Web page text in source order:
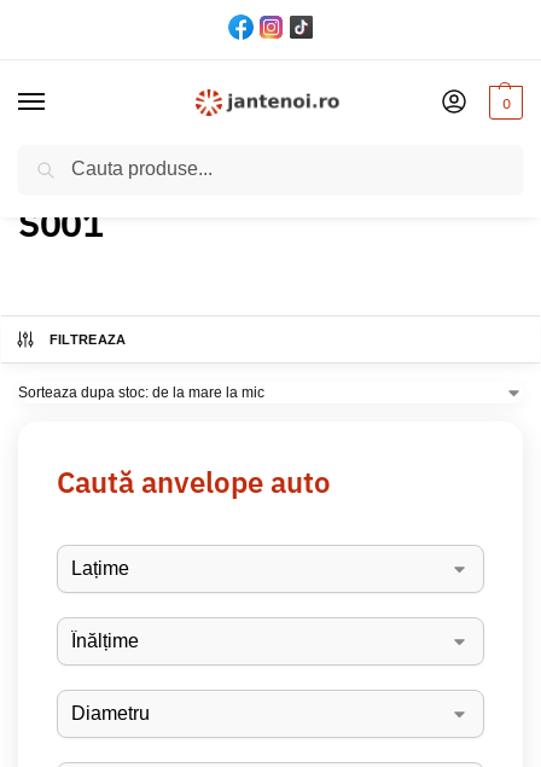
0
Acasă Produs Model / S001
S001
FILTREAZA
Caută anvelope auto